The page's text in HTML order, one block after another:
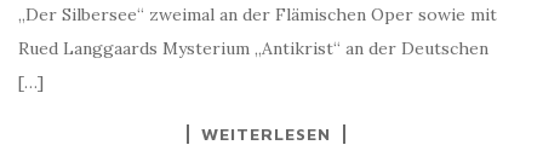
„Der Silbersee“ zweimal an der Flämischen Oper sowie mit
Rued Langgaards Mysterium „Antikrist“ an der Deutschen
[…]
WEITERLESEN